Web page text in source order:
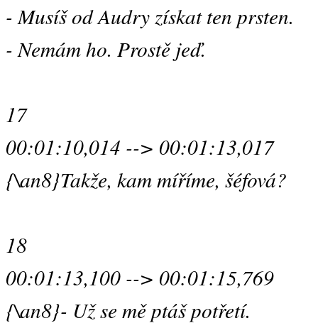
- Musíš od Audry získat ten prsten.
- Nemám ho. Prostě jeď.
17
00:01:10,014 --> 00:01:13,017
{\an8}Takže, kam míříme, šéfová?
18
00:01:13,100 --> 00:01:15,769
{\an8}- Už se mě ptáš potřetí.